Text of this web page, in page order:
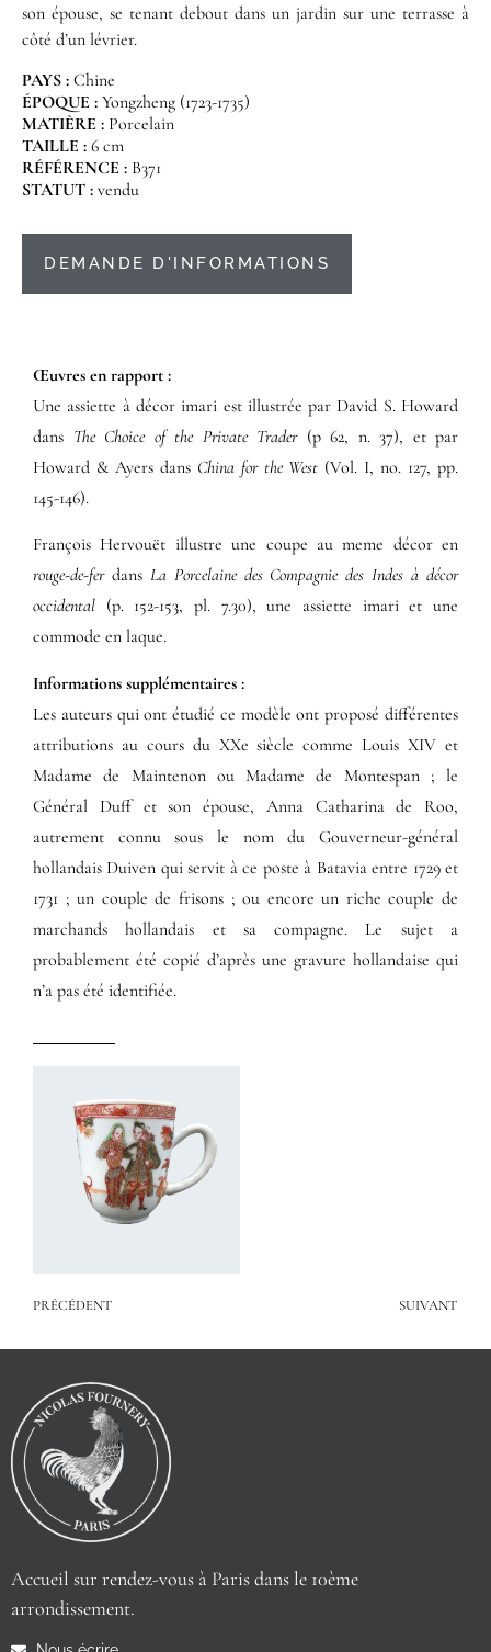
son épouse, se tenant debout dans un jardin sur une terrasse à
côté d’un lévrier.
PAYS : Chine
ÉPOQUE : Yongzheng (1723-1735)
MATIÈRE : Porcelain
TAILLE : 6 cm
RÉFÉRENCE : B371
STATUT : vendu
DEMANDE D'INFORMATIONS
Œuvres en rapport :​
Une assiette à décor imari est illustrée par David S. Howard
dans The Choice of the Private Trader(p 62, n. 37), et par
Howard & Ayers dans China for the West (Vol. I, no. 127, pp.
145-146).
François Hervouët illustre une coupe au meme décor en
rouge-de-ferdans La Porcelaine des Compagnie des Indes à décor
occidental (p. 152-153, pl. 7.30), une assiette imari et une
commode en laque.
Informations supplémentaires​ :​
Les auteurs qui ont étudié ce modèle ont proposé différentes
attributions au cours du XXe siècle comme Louis XIV et
Madame de Maintenon ou Madame de Montespan ; le
Général Duff et son épouse, Anna Catharina de Roo,
autrement connu sous le nom du Gouverneur-général
hollandais Duiven qui servit à ce poste à Batavia entre 1729 et
1731 ; un couple de frisons ; ou encore un riche couple de
marchands hollandais et sa compagne. Le sujet a
probablement été copié d’après une gravure hollandaise qui
n’a pas été identifiée.
PRÉCÉDENT SUIVANT
Accueil sur rendez-vous à Paris dans le 10ème
arrondissement.